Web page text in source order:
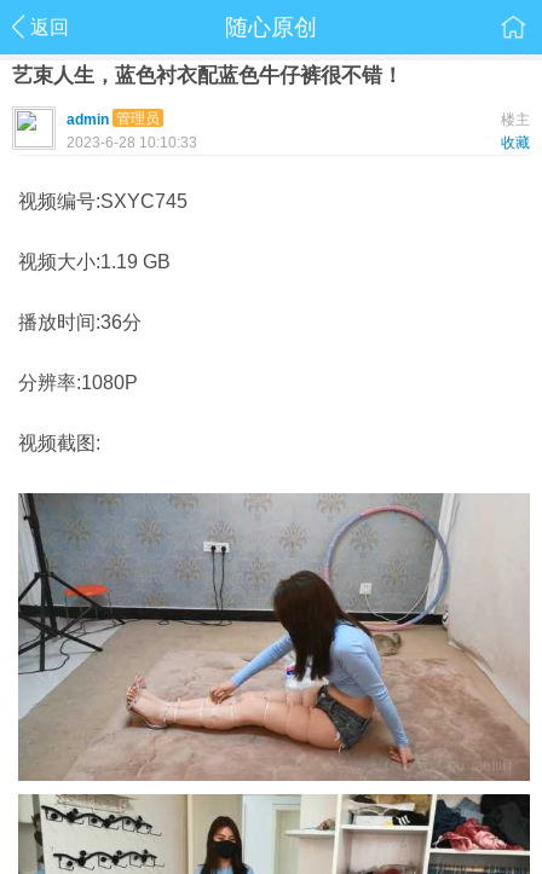
返回 随心原创
艺束人生，蓝色衬衣配蓝色牛仔裤很不错！
楼主
admin 管理员
收藏
2023-6-28 10:10:33
视频编号:SXYC745
视频大小:1.19 GB
播放时间:36分
分辨率:1080P
视频截图: